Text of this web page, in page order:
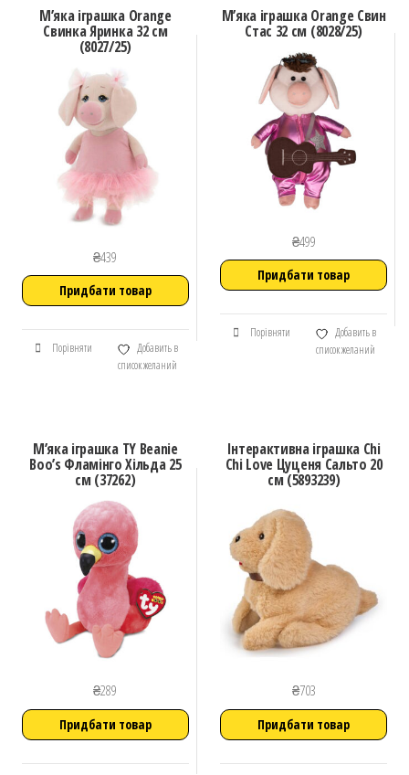
М’яка іграшка Orange
Свинка Яринка 32 см
(8027/25)
₴439
Придбати товар
Порівняти
Добавить в
список желаний
М’яка іграшка Orange Свин
Стас 32 см (8028/25)
₴499
Придбати товар
Порівняти
Добавить в
список желаний
М’яка іграшка TY Beanie
Boo’s Фламінго Хільда 25
см (37262)
₴289
Придбати товар
Інтерактивна іграшка Chi
Chi Love Цуценя Сальто 20
см (5893239)
₴703
Придбати товар